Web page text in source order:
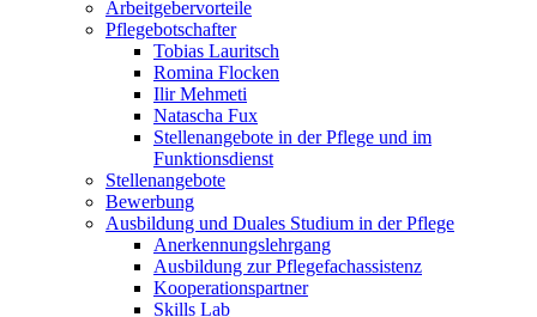
Arbeitgebervorteile
Pflegebotschafter
Tobias Lauritsch
Romina Flocken
Ilir Mehmeti
Natascha Fux
Stellenangebote in der Pflege und im
Funktionsdienst
Stellenangebote
Bewerbung
Ausbildung und Duales Studium in der Pflege
Anerkennungslehrgang
Ausbildung zur Pflegefachassistenz
Kooperationspartner
Skills Lab